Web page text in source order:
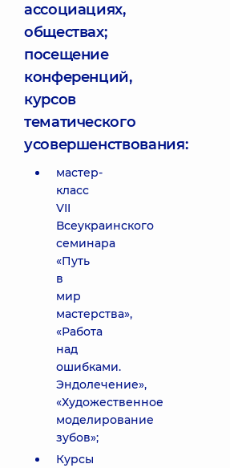
ассоциациях,
обществах;
посещение
конференций,
курсов
тематического
усовершенствования:
мастер-
класс
VII
Всеукраинского
семинара
«Путь
в
мир
мастерства»,
«Работа
над
ошибками.
Эндолечение»,
«Художественное
моделирование
зубов»;
Курсы